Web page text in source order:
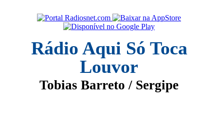
Rádio Aqui Só Toca
Louvor
Tobias Barreto / Sergipe